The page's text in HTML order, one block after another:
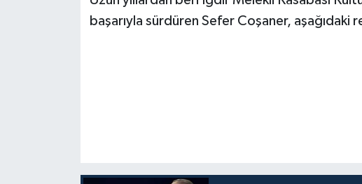
başarıyla sürdüren Sefer Coşaner, aşağıdaki